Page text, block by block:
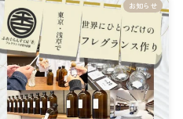
お知らせ